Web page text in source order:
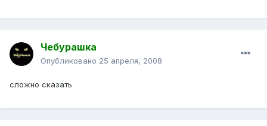
Чебурашка
Опубликовано 25 апреля, 2008
сложно сказать